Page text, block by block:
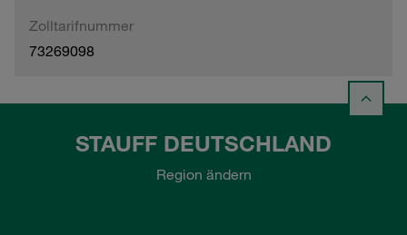
Zolltarifnummer
73269098
STAUFF DEUTSCHLAND
Region ändern